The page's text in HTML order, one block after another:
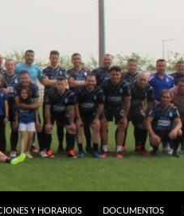
Y HORARIOS DOCUMENTOS